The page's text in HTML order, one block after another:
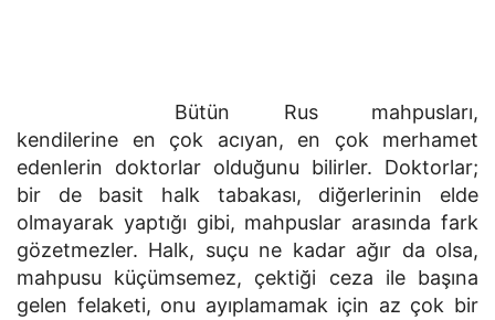
Bütün Rus mahpusları,
kendilerine en çok acıyan, en çok merhamet
edenlerin doktorlar olduğunu bilirler. Doktorlar;
bir de basit halk tabakası, diğerlerinin elde
olmayarak yaptığı gibi, mahpuslar arasında fark
gözetmezler. Halk, suçu ne kadar ağır da olsa,
mahpusu küçümsemez, çektiği ceza ile başına
gelen felaketi, onu ayıplamamak için az çok bir